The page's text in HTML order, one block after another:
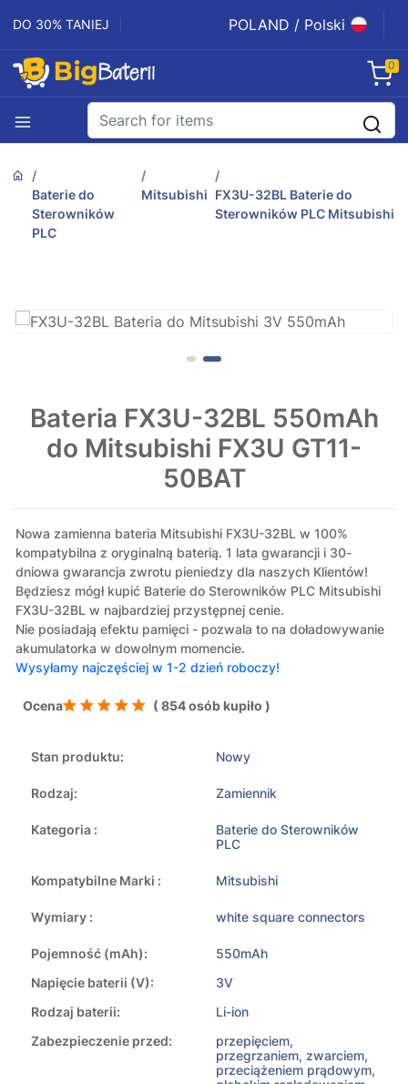
DO 30% TANIEJ POLAND / Polski
0
Baterie do
Sterowników
PLC
Mitsubishi FX3U-32BL Baterie do
Sterowników PLC Mitsubishi
Bateria FX3U-32BL 550mAh
do Mitsubishi FX3U GT11-
50BAT
Nowa zamienna bateria Mitsubishi FX3U-32BL w 100%
kompatybilna z oryginalną baterią. 1 lata gwarancji i 30-
dniowa gwarancja zwrotu pieniedzy dla naszych Klientów!
Będziesz mógł kupić Baterie do Sterowników PLC Mitsubishi
FX3U-32BL w najbardziej przystępnej cenie.
Nie posiadają efektu pamięci - pozwala to na doładowywanie
akumulatorka w dowolnym momencie.
Wysyłamy najczęściej w 1-2 dzień roboczy!
Ocena ( 854 osób kupiło )
Stan produktu: Nowy
Rodzaj: Zamiennik
Kategoria :
Baterie do Sterowników
PLC
Kompatybilne Marki : Mitsubishi
Wymiary : white square connectors
Pojemność (mAh):
550mAh
Napięcie baterii (V):
3V
Rodzaj baterii:
Li-ion
Zabezpieczenie przed:
przepięciem,
przegrzaniem, zwarciem,
przeciążeniem prądowym,